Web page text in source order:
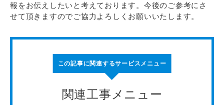
報をお伝えしたいと考えております。今後のご参考にさ
せて頂きますのでご協力よろしくお願いいたします。
この記事に関連するサービスメニュー
関連工事メニュー